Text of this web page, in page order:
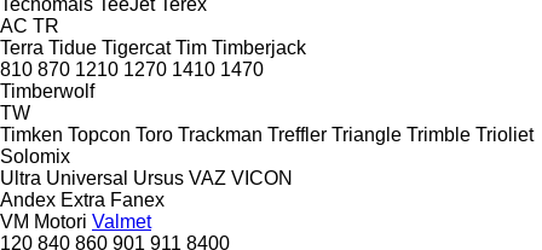
AC TR
Terra Tidue Tigercat Tim Timberjack
810 870 1210 1270 1410 1470
Timberwolf
TW
Timken Topcon Toro Trackman Treffler Triangle Trimble Trioliet
Solomix
Ultra Universal Ursus VAZ VICON
Andex Extra Fanex
VM Motori Valmet
120 840 860 901 911 8400